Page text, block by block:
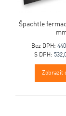
Špachtle
Bez DPH:
S DPH:
Zobrazit